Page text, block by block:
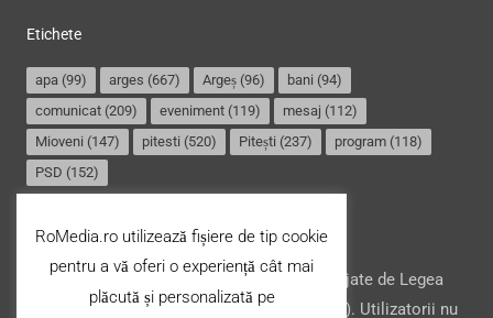
Etichete
apa (99) arges (667) Argeș (96) bani (94)
comunicat (209) eveniment (119) mesaj (112)
Mioveni (147) pitesti (520) Pitești (237) program (118)
PSD (152)
Termeni și condiții
Website-ul şi conţinutul acestuia, sunt protejate de Legea
drepturilor de autor din România (nr. 8/1996). Utilizatorii nu
RoMedia.ro utilizează fișiere de tip cookie
pentru a vă oferi o experiență cât mai
plăcută și personalizată pe